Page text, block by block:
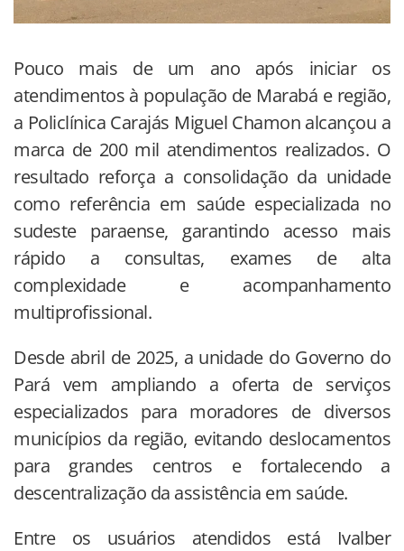
Pouco mais de um ano após iniciar os
atendimentos à população de Marabá e região,
a Policlínica Carajás Miguel Chamon alcançou a
marca de 200 mil atendimentos realizados. O
resultado reforça a consolidação da unidade
como referência em saúde especializada no
sudeste paraense, garantindo acesso mais
rápido a consultas, exames de alta
complexidade e acompanhamento
multiprofissional.
Desde abril de 2025, a unidade do Governo do
Pará vem ampliando a oferta de serviços
especializados para moradores de diversos
municípios da região, evitando deslocamentos
para grandes centros e fortalecendo a
descentralização da assistência em saúde.
Entre os usuários atendidos está Ivalber